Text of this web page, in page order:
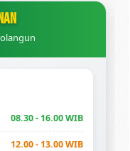
08.30 - 16.00 WIB
12.00 - 13.00 WIB